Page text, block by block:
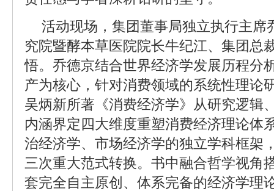
活动现场，集团董事局独立执行主席
究院暨酵本草医院院长牛纪江、集团总
悟。乔德京结合世界经济学发展历程分
产为核心，针对消费领域的系统性理论
吴炳新所著《消费经济学》从研究逻辑
内涵界定四大维度重塑消费经济理论体
治经济学、市场经济学的独立学科框架
三次重大范式转换。书中融合哲学视角
套完全自主原创、体系完备的经济学理